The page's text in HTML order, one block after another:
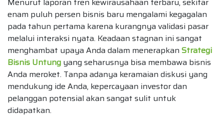
enam puluh persen bisnis baru mengalami kegagalan
pada tahun pertama karena kurangnya validasi pasar
melalui interaksi nyata. Keadaan stagnan ini sangat
menghambat upaya Anda dalam menerapkan Strategi
Bisnis Untung yang seharusnya bisa membawa bisnis
Anda meroket. Tanpa adanya keramaian diskusi yang
mendukung ide Anda, kepercayaan investor dan
pelanggan potensial akan sangat sulit untuk
didapatkan.